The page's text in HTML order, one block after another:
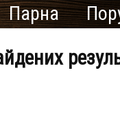
Парна